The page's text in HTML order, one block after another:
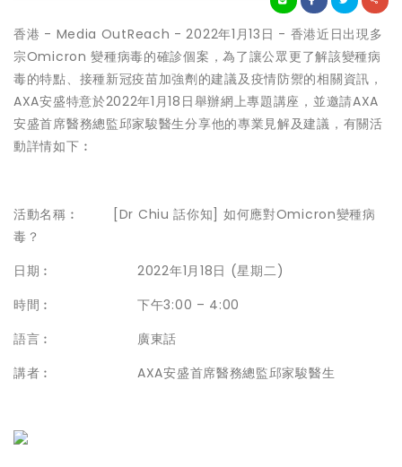
香港 - Media OutReach - 2022年1月13日 - 香港近日出現多
宗Omicron 變種病毒的確診個案，為了讓公眾更了解該變種病
毒的特點、接種新冠疫苗加強劑的建議及疫情防禦的相關資訊，
AXA安盛特意於2022年1月18日舉辦網上專題講座，並邀請AXA
安盛首席醫務總監邱家駿醫生分享他的專業見解及建議，有關活
動詳情如下︰
活動名稱︰ [Dr Chiu 話你知] 如何應對Omicron變種病
毒？
日期︰ 2022年1月18日 (星期二)
時間︰ 下午3:00 – 4:00
語言︰ 廣東話
講者︰ AXA安盛首席醫務總監邱家駿醫生